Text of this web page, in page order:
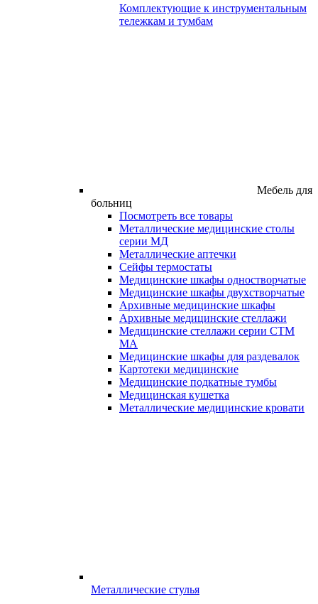
Комплектующие к инструментальным
тележкам и тумбам
Мебель для
больниц
Посмотреть все товары
Металлические медицинские столы
серии МД
Металлические аптечки
Сейфы термостаты
Медицинские шкафы одностворчатые
Медицинские шкафы двухстворчатые
Архивные медицинские шкафы
Архивные медицинские стеллажи
Медицинские стеллажи серии СТМ
МА
Медицинские шкафы для раздевалок
Картотеки медицинские
Медицинские подкатные тумбы
Медицинская кушетка
Металлические медицинские кровати
Металлические стулья